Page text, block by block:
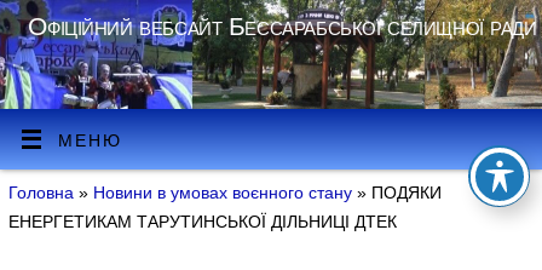
Офіційний вебсайт Бессарабської селищної ради
МЕНЮ
Головна » Новини в умовах воєнного стану » ПОДЯКИ
ЕНЕРГЕТИКАМ ТАРУТИНСЬКОЇ ДІЛЬНИЦІ ДТЕК